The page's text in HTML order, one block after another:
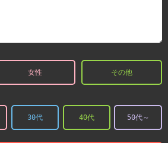
女性 その他
30代 40代 50代～